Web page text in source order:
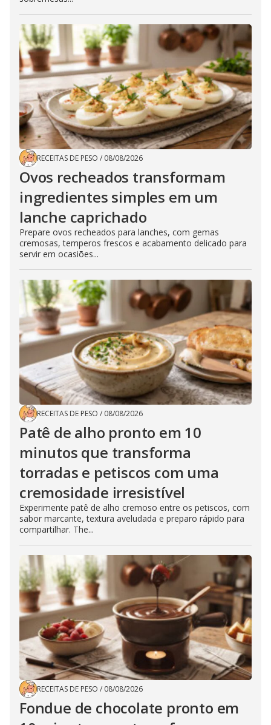
RECEITAS DE PESO / 08/08/2026
Ovos recheados transformam
ingredientes simples em um
lanche caprichado
Prepare ovos recheados para lanches, com gemas
cremosas, temperos frescos e acabamento delicado para
servir em ocasiões...
RECEITAS DE PESO / 08/08/2026
Patê de alho pronto em 10
minutos que transforma
torradas e petiscos com uma
cremosidade irresistível
Experimente patê de alho cremoso entre os petiscos, com
sabor marcante, textura aveludada e preparo rápido para
compartilhar. The...
RECEITAS DE PESO / 08/08/2026
Fondue de chocolate pronto em